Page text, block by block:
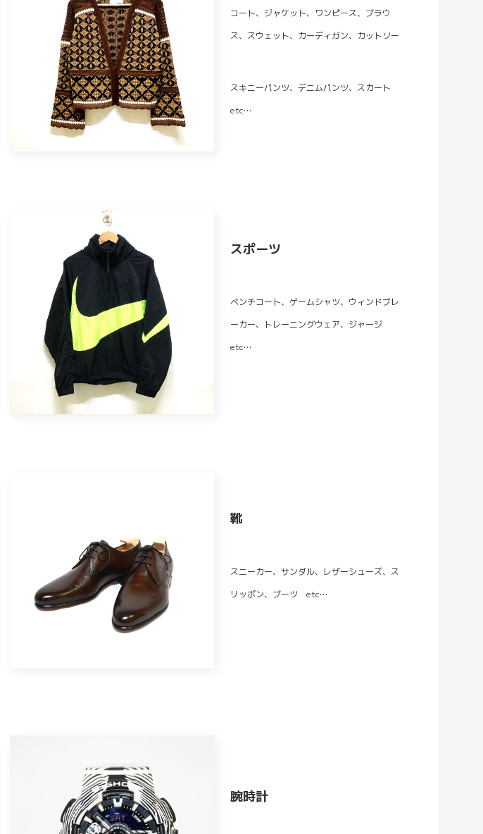
コート、ジャケット、ワンピース、ブラウ
ス、スウェット、カーディガン、カットソー
スキニーパンツ、デニムパンツ、スカート
etc…
スポーツ
ベンチコート、ゲームシャツ、ウィンドブレ
ーカー、トレーニングウェア、ジャージ
etc…
靴
スニーカー、サンダル、レザーシューズ、ス
リッポン、ブーツ etc…
腕時計